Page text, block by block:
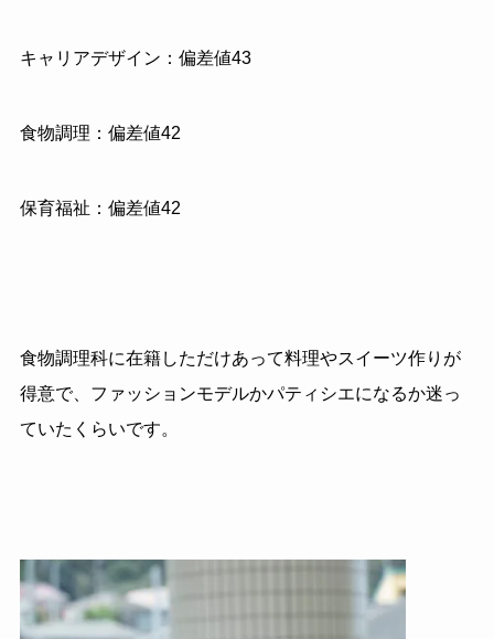
キャリアデザイン：偏差値43
食物調理：偏差値42
保育福祉：偏差値42
食物調理科に在籍しただけあって料理やスイーツ作りが
得意で、ファッションモデルかパティシエになるか迷っ
ていたくらいです。